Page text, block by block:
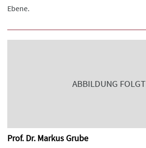
Ebene.
ABBILDUNG FOLGT
Prof. Dr. Markus Grube